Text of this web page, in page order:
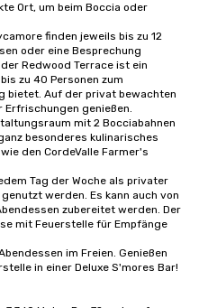
Ort, um beim Boccia oder
finden jeweils bis zu 12
oder eine Besprechung
Redwood Terrace ist ein
zu 40 Personen zum
bietet. Auf der privat bewachten
Erfrischungen genießen.
mit 2 Bocciabahnen
besonderes kulinarisches
den CordeValle Farmer's
Tag der Woche als privater
werden. Es kann auch von
zubereitet werden. Der
mit Feuerstelle für Empfänge
im Freien. Genießen
in einer Deluxe S'mores Bar!